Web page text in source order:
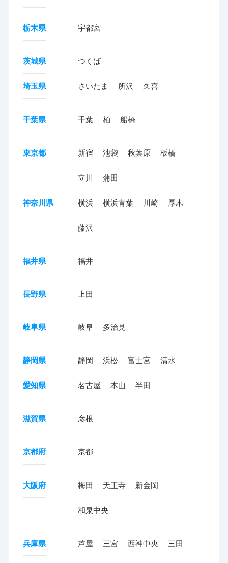
栃木県 宇都宮
茨城県 つくば
埼玉県 さいたま 所沢 久喜
千葉県 千葉 柏 船橋
東京都 新宿 池袋 秋葉原 板橋
立川 蒲田
神奈川県 横浜 横浜青葉 川崎 厚木
藤沢
福井県 福井
長野県 上田
岐阜県 岐阜 多治見
静岡県 静岡 浜松 富士宮 清水
愛知県 名古屋 本山 半田
滋賀県 彦根
京都府 京都
大阪府 梅田 天王寺 新金岡
和泉中央
兵庫県 芦屋 三宮 西神中央 三田